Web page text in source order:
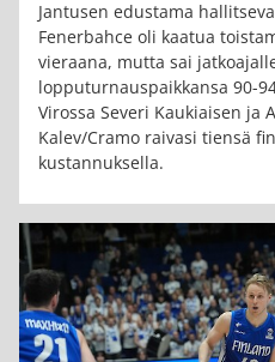
Jantusen edustama
Fenerbahce oli kaatua
vieraana, mutta sai
lopputurnauspaikkansa 90-
Virossa Severi Kaukiaisen ja
Kalev/Cramo raivasi tiensä
kustannuksella.